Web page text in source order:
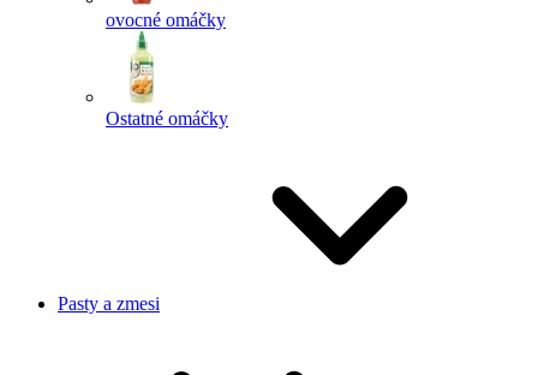
ovocné omáčky
Ostatné omáčky
Pasty a zmesi